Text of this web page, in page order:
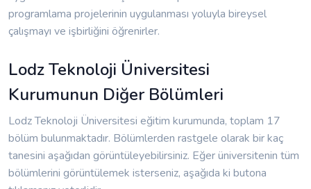
programlama projelerinin uygulanması yoluyla bireysel
çalışmayı ve işbirliğini öğrenirler.
Lodz Teknoloji Üniversitesi
Kurumunun Diğer Bölümleri
Lodz Teknoloji Üniversitesi eğitim kurumunda, toplam 17
bölüm bulunmaktadır. Bölümlerden rastgele olarak bir kaç
tanesini aşağıdan görüntüleyebilirsiniz. Eğer üniversitenin tüm
bölümlerini görüntülemek isterseniz, aşağıda ki butona